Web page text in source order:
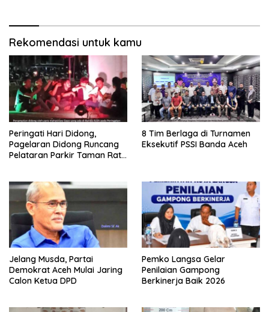
Rekomendasi untuk kamu
Peringati Hari Didong,
Pagelaran Didong Runcang
Pelataran Parkir Taman Ratu
8 Tim Berlaga di Turnamen
Eksekutif PSSI Banda Aceh
Jelang Musda, Partai
Demokrat Aceh Mulai Jaring
Calon Ketua DPD
Pemko Langsa Gelar
Penilaian Gampong
Berkinerja Baik 2026